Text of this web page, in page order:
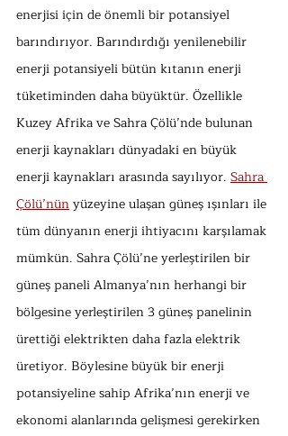
enerjisi için de önemli bir potansiyel
barındırıyor. Barındırdığı yenilenebilir
enerji potansiyeli bütün kıtanın enerji
tüketiminden daha büyüktür. Özellikle
Kuzey Afrika ve Sahra Çölü’nde bulunan
enerji kaynakları dünyadaki en büyük
enerji kaynakları arasında sayılıyor. Sahra
Çölü’nün yüzeyine ulaşan güneş ışınları ile
tüm dünyanın enerji ihtiyacını karşılamak
mümkün. Sahra Çölü’ne yerleştirilen bir
güneş paneli Almanya’nın herhangi bir
bölgesine yerleştirilen 3 güneş panelinin
ürettiği elektrikten daha fazla elektrik
üretiyor. Böylesine büyük bir enerji
potansiyeline sahip Afrika’nın enerji ve
ekonomi alanlarında gelişmesi gerekirken